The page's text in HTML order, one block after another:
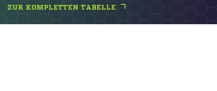
ZUR KOMPLETTEN TABELLE